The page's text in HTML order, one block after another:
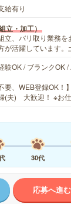
給有り
立・加工）
立、バリ取り業務
が活躍しています
験OK / ブランクOK
要、WEB登録OK
(夫) 大歓迎！ ※お
30代
応募へ進む